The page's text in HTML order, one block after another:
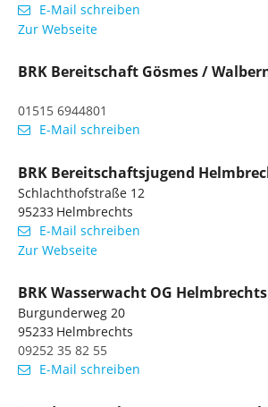
E-Mail schreiben
Zur Webseite
BRK Bereitschaft Gösmes /
01515 6944801
E-Mail schreiben
BRK Bereitschaftsjugend
Schlachthofstraße 12
95233 Helmbrechts
E-Mail schreiben
Zur Webseite
BRK Wasserwacht OG Helmbrechts
Burgunderweg 20
95233 Helmbrechts
09252 35 82 55
E-Mail schreiben